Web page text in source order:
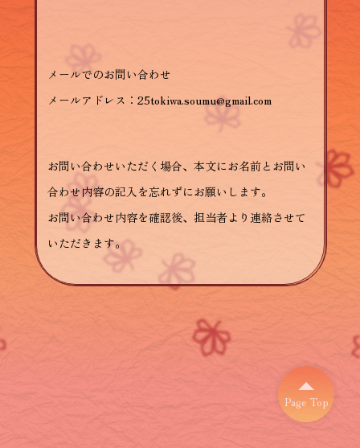
メールでのお問い合わせ
メールアドレス：25tokiwa.soumu@gmail.com
お問い合わせいただく場合、本文にお名前とお問い
合わせ内容の記入を忘れずにお願いします。
お問い合わせ内容を確認後、担当者より連絡させて
いただきます。
Page Top